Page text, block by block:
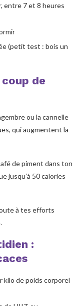
entre 7 et 8 heures
(petit test : bois un
de
ou la cannelle
qui augmentent la
de piment dans ton
jusqu’à 50 calories
à tes efforts
:
kilo de poids corporel